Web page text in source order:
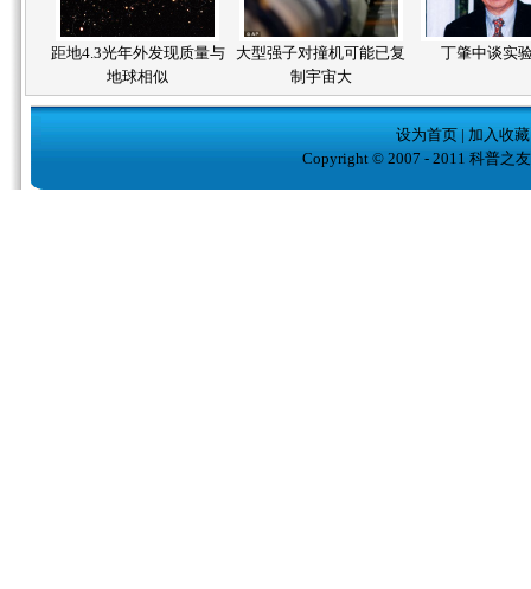
距地4.3光年外发现质量与
地球相似
大型强子对撞机可能已复
制宇宙大
丁肇中谈实
设为首页| 加入收藏
Copyright © 2007 - 2011 科普之